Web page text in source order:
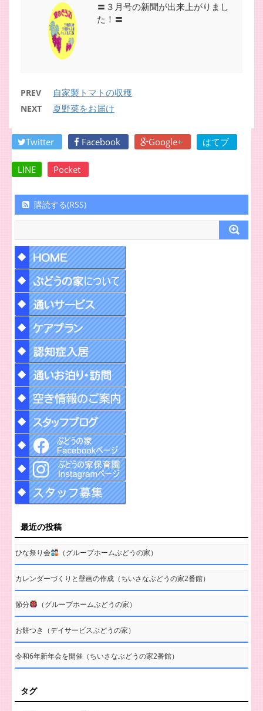
〓３月号の新聞が出来上がりまし
た！〓
PREV 自家製トマトの収穫
NEXT 夏野菜をお届け
Twitter Facebook Google+ はてブ
LINE Pocket
購読する(RSS)
最近の投稿
ひな祭り会 （グループホームぶどうの家）
カレンダーづくりと壁画の作成（ちいさなぶどうの家2番館）
節分 （グループホームぶどうの家）
お餅つき（デイサービスぶどうの家）
令和6年新年会を開催（ちいさなぶどうの家2番館）
タグ